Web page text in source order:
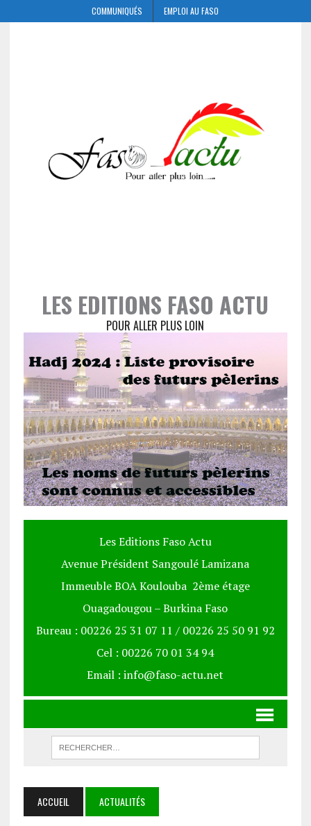
COMMUNIQUÉS EMPLOI AU FASO
LES EDITIONS FASO ACTU
POUR ALLER PLUS LOIN
Les Editions Faso Actu
Avenue Président Sangoulé Lamizana
Immeuble BOA Koulouba 2ème étage
Ouagadougou – Burkina Faso
Bureau : 00226 25 31 07 11 / 00226 25 50 91 92
Cel : 00226 70 01 34 94
Email : info@faso-actu.net
ACCUEIL ACTUALITÉS